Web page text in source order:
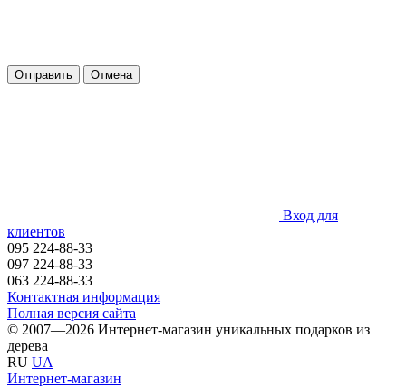
Отправить Отмена
Вход для
клиентов
095 224-88-33
097 224-88-33
063 224-88-33
Контактная информация
Полная версия сайта
© 2007—2026 Интернет-магазин уникальных подарков из
дерева
RU UA
Интернет-магазин